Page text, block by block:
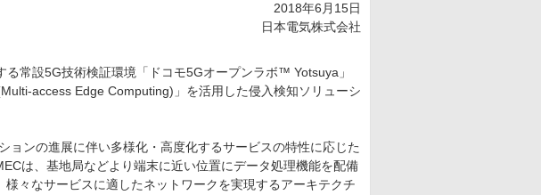
2018年6月15日
日本電気株式会社
常設5G技術検証環境「ドコモ5Gオープンラボ™ Yotsuya」
access Edge Computing)」を活用した侵入検知ソリューシ
ョンの進展に伴い多様化・高度化するサービスの特性に応じた
は、基地局などより端末に近い位置にデータ処理機能を配備
々なサービスに適したネットワークを実現するアーキテクチ